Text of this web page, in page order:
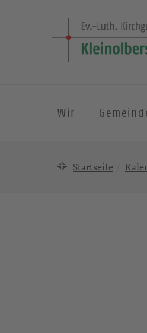
Wir
Startseite